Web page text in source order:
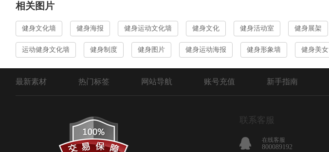
相关图片
健身文化墙 健身海报 健身运动文化墙 健身文化 健身活动室 健身展架
运动健身文化墙 健身制度 健身图片 健身运动海报 健身形象墙 健身美女
最新素材 热门标签 网站导航 账号充值 新手指南
联系客服
在线客服
800089192